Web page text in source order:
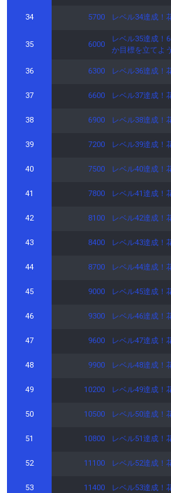
34 5700 レベル34達成！
35 6000
レベル35達成！
か目標を立てよ
36 6300 レベル36達成！
37 6600 レベル37達成！
38 6900 レベル38達成！
39 7200 レベル39達成！
40 7500 レベル40達成！
41 7800 レベル41達成！
42 8100 レベル42達成！
43 8400 レベル43達成！
44 8700 レベル44達成！
45 9000 レベル45達成！
46 9300 レベル46達成！
47 9600 レベル47達成！
48 9900 レベル48達成！
49 10200 レベル49達成！
50 10500 レベル50達成！
51 10800 レベル51達成！
52 11100 レベル52達成！
53 11400 レベル53達成！